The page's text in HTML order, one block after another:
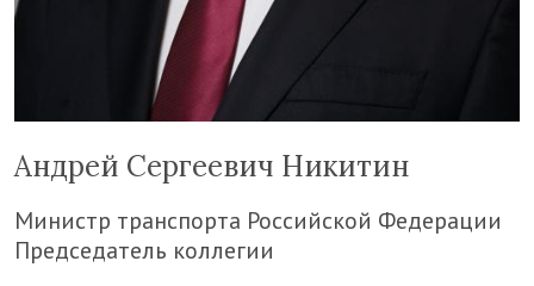
Андрей Сергеевич Никитин
Министр транспорта Российской Федерации
Председатель коллегии